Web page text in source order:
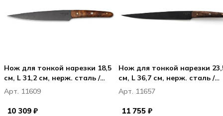
Нож для тонкой нарезки 18,5
см, L 31,2 см, нерж. сталь /
стаблизир. дерево, цвет
ручки - янтарный
Арт. 11609
10 309 ₽
Нож для тонкой нарезки
см, L 36,7 см, нерж. сталь /
стаблизир. дерево, цвет
ручки - янтарный
Арт. 11657
11 755 ₽